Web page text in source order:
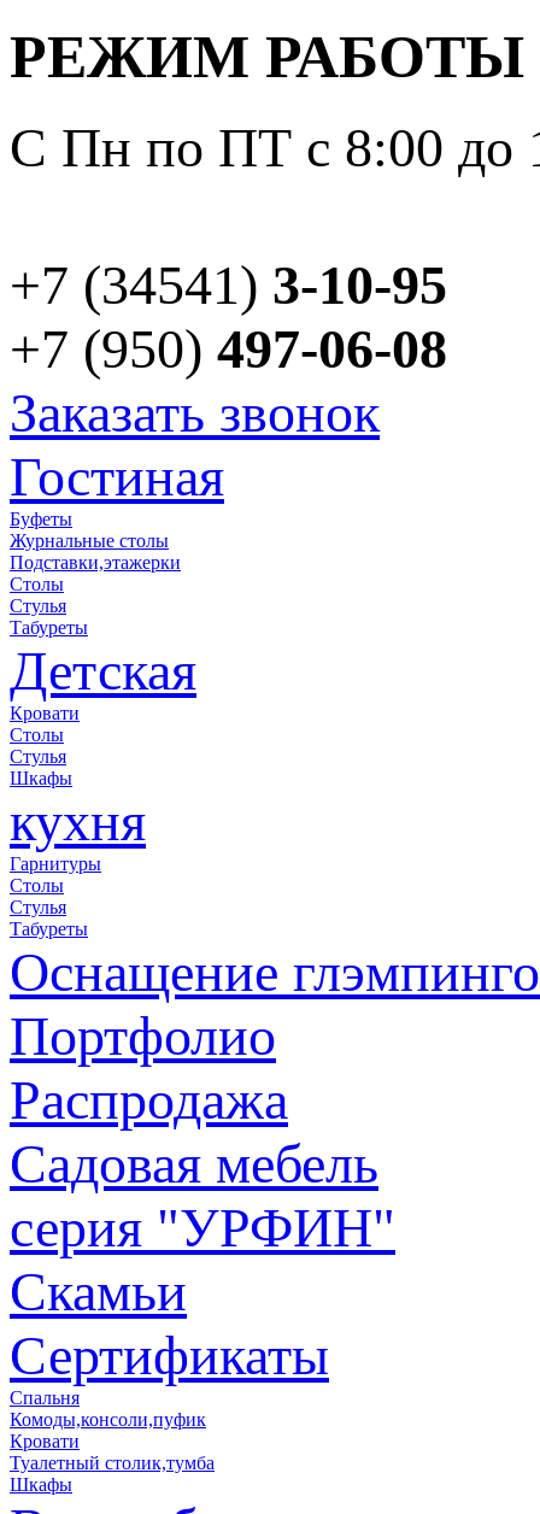
РЕЖИМ РАБОТЫ
С Пн по ПТ с 8:00 до
+7 (34541) 3-10-95
+7 (950) 497-06-08
Заказать звонок
Гостиная
Буфеты
Журнальные столы
Подставки,этажерки
Столы
Стулья
Табуреты
Детская
Кровати
Столы
Стулья
Шкафы
кухня
Гарнитуры
Столы
Стулья
Табуреты
Оснащение
Портфолио
Распродажа
Садовая мебель
серия "УРФИН"
Скамьи
Сертификаты
Спальня
Комоды,консоли,пуфик
Кровати
Туалетный столик,тумба
Шкафы